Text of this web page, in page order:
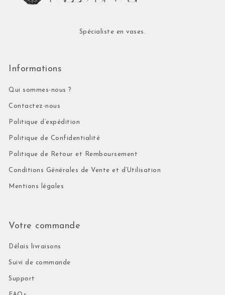
Spécialiste en vases.
Informations
Qui sommes-nous ?
Contactez-nous
Politique d’expédition
Politique de Confidentialité
Politique de Retour et Remboursement
Conditions Générales de Vente et d’Utilisation
Mentions légales
Votre commande
Délais livraisons
Suivi de commande
Support